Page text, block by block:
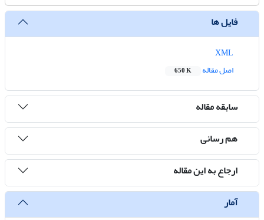
فایل ها
اصل مقاله
650 K
سابقه مقاله
هم رسانی
ارجاع به این مقاله
آمار